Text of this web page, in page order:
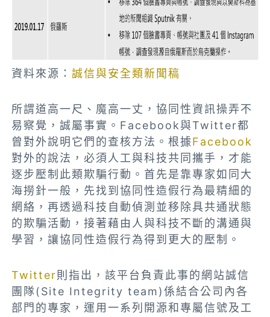
資料來源：誠信與安全類新聞稿
所謂道高一尺、魔高一丈，協同性資訊操弄不
易察覺，誠屬事實。Facebook與Twitter都
曾對外說明它們的查核方法。根據Facebook
對外的說法，必須人工與科技共同攜手，才能
逐步壓制此類欺騙行動。首先是靠專家如同大
海撈針一般，先找到協同性造假行為最精細的
網絡，再透過科技自動偵測並移除具共通狀態
的欺騙活動，接著藉由人與科技不斷的溝通與
學習，讓協同性造假行為得到更大的壓制。
Twitter則指出，該平台負責此事的網站誠信
團隊(Site Integrity team)係結合公司內各
部門的專家，運用一系列開源和專屬信號及工